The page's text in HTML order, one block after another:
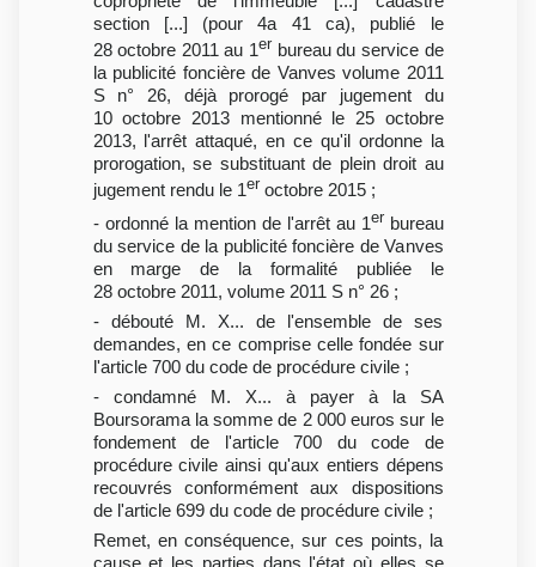
section [...] (pour 4a 41 ca), publié le
28 octobre 2011 au 1er bureau du service de
la publicité foncière de Vanves volume 2011
S n° 26, déjà prorogé par jugement du
10 octobre 2013 mentionné le 25 octobre
2013, l'arrêt attaqué, en ce qu'il ordonne la
prorogation, se substituant de plein droit au
jugement rendu le 1er octobre 2015 ;
- ordonné la mention de l'arrêt au 1er bureau
du service de la publicité foncière de Vanves
en marge de la formalité publiée le
28 octobre 2011, volume 2011 S n° 26 ;
- débouté M. X... de l'ensemble de ses
demandes, en ce comprise celle fondée sur
l'article 700 du code de procédure civile ;
- condamné M. X... à payer à la SA
Boursorama la somme de 2 000 euros sur le
fondement de l'article 700 du code de
procédure civile ainsi qu'aux entiers dépens
recouvrés conformément aux dispositions
de l'article 699 du code de procédure civile ;
Remet, en conséquence, sur ces points, la
cause et les parties dans l'état où elles se